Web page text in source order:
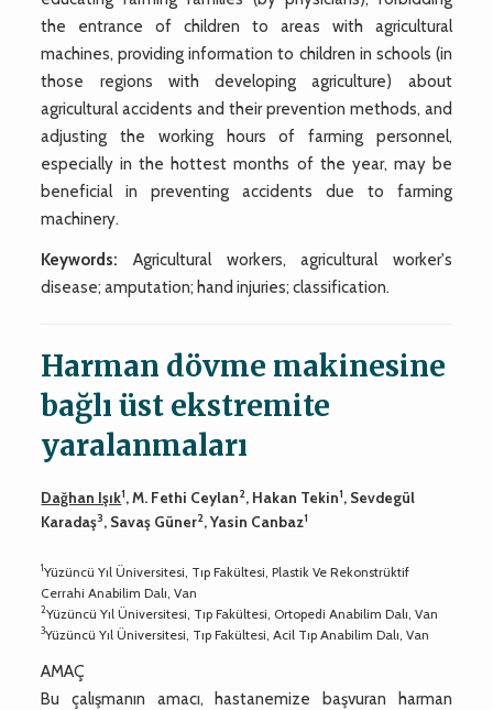
the entrance of children to areas with agricultural
machines, providing information to children in schools (in
those regions with developing agriculture) about
agricultural accidents and their prevention methods, and
adjusting the working hours of farming personnel,
especially in the hottest months of the year, may be
beneficial in preventing accidents due to farming
machinery.
Keywords: Agricultural workers, agricultural worker's
disease; amputation; hand injuries; classification.
Harman dövme makinesine
bağlı üst ekstremite
yaralanmaları
Dağhan Işık1, M. Fethi Ceylan2, Hakan Tekin1, Sevdegül
Karadaş3, Savaş Güner2, Yasin Canbaz1
1Yüzüncü Yıl Üniversitesi, Tıp Fakültesi, Plastik Ve Rekonstrüktif
Cerrahi Anabilim Dalı, Van
2Yüzüncü Yıl Üniversitesi, Tıp Fakültesi, Ortopedi Anabilim Dalı, Van
3Yüzüncü Yıl Üniversitesi, Tıp Fakültesi, Acil Tıp Anabilim Dalı, Van
AMAÇ
Bu çalışmanın amacı, hastanemize başvuran harman